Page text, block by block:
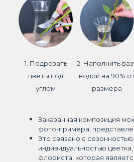
1. Подрезать
цветы под
углом
2. Наполнить
водой на 90%
размера
Заказанная композиция
фото-примера,
Это связано с сезонностью
индивидуальностью
флориста, которая